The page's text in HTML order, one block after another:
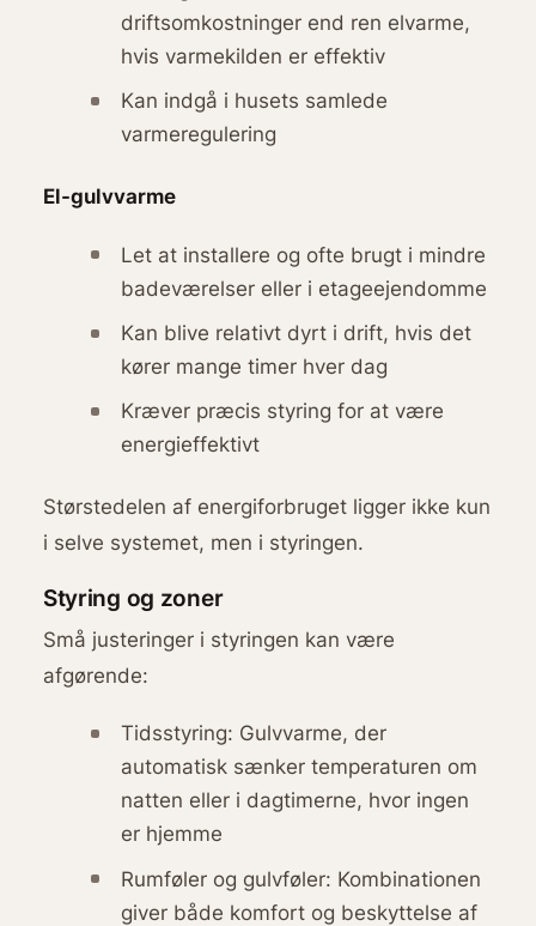
driftsomkostninger end ren elvarme,
hvis varmekilden er effektiv
Kan indgå i husets samlede
varmeregulering
El-gulvvarme
Let at installere og ofte brugt i mindre
badeværelser eller i etageejendomme
Kan blive relativt dyrt i drift, hvis det
kører mange timer hver dag
Kræver præcis styring for at være
energieffektivt
Størstedelen af energiforbruget ligger ikke kun
i selve systemet, men i styringen.
Styring og zoner
Små justeringer i styringen kan være
afgørende:
Tidsstyring: Gulvvarme, der
automatisk sænker temperaturen om
natten eller i dagtimerne, hvor ingen
er hjemme
Rumføler og gulvføler: Kombinationen
giver både komfort og beskyttelse af